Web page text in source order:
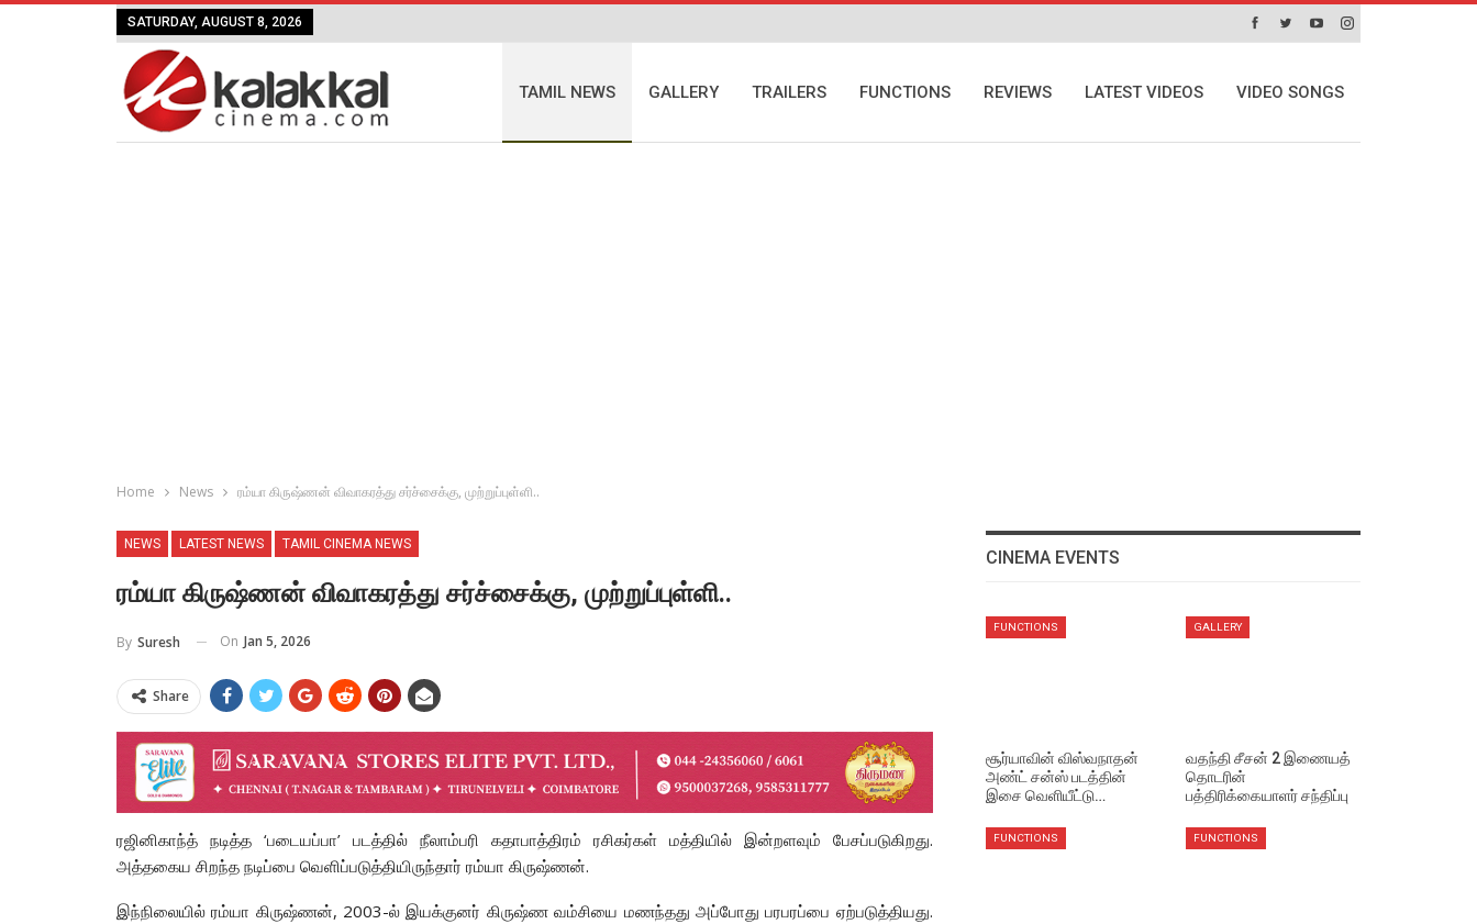
SATURDAY, AUGUST 8, 2026
TAMIL NEWS GALLERY TRAILERS FUNCTIONS REVIEWS LATEST VIDEOS VIDEO SONGS
Home News ரம்யா கிருஷ்ணன் விவாகரத்து சர்ச்சைக்கு, முற்றுப்புள்ளி..
NEWS LATEST NEWS TAMIL CINEMA NEWS
ரம்யா கிருஷ்ணன் விவாகரத்து சர்ச்சைக்கு, முற்றுப்புள்ளி..
By Suresh On Jan 5, 2026
Share
ரஜினிகாந்த் நடித்த ‘படையப்பா’ படத்தில் நீலாம்பரி கதாபாத்திரம் ரசிகர்கள் மத்தியில் இன்றளவும் பேசப்படுகிறது.
அத்தகைய சிறந்த நடிப்பை வெளிப்படுத்தியிருந்தார் ரம்யா கிருஷ்ணன்.
இந்நிலையில் ரம்யா கிருஷ்ணன், 2003-ல் இயக்குனர் கிருஷ்ண வம்சியை மணந்தது அப்போது பரபரப்பை ஏற்படுத்தியது.
CINEMA EVENTS
FUNCTIONS
சூர்யாவின் விஸ்வநாதன்
அண்ட் சன்ஸ் படத்தின்
இசை வெளியீட்டு…
GALLERY
வதந்தி சீசன் 2 இணையத்
தொடரின்
பத்திரிக்கையாளர் சந்திப்பு
FUNCTIONS FUNCTIONS